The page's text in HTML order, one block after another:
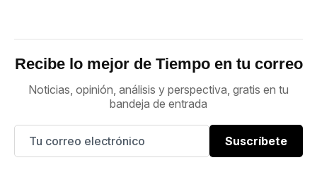
Recibe lo mejor de Tiempo en tu correo
Noticias, opinión, análisis y perspectiva, gratis en tu
bandeja de entrada
Suscríbete